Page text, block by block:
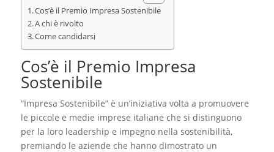
Cos’è il Premio Impresa Sostenibile
A chi è rivolto
Come candidarsi
Cos’è il Premio Impresa
Sostenibile
“Impresa Sostenibile” è un’iniziativa volta a promuovere
le piccole e medie imprese italiane che si distinguono
per la loro leadership e impegno nella sostenibilità,
premiando le aziende che hanno dimostrato un